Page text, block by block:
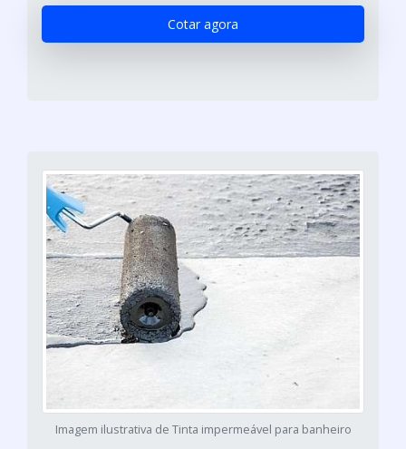
Cotar agora
Imagem ilustrativa de Tinta impermeável para banheiro